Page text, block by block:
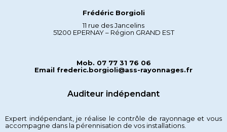
Frédéric Borgioli
11 rue des Jancelins
51200 EPERNAY – Région GRAND EST
Mob. 07 77 31 76 06
Email frederic.borgioli@ass-rayonnages.fr
Auditeur indépendant
Expert indépendant, je réalise le contrôle de rayonnage et vous
accompagne dans la pérennisation de vos installations.